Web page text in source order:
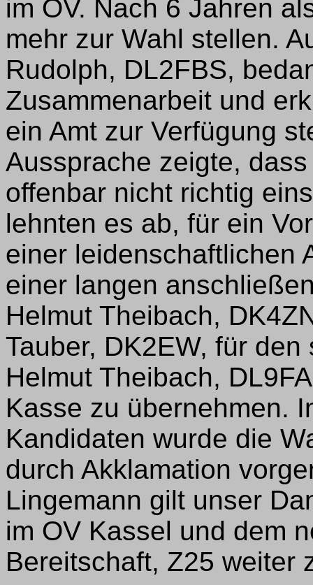
im OV. Nach 6 Jahren
mehr zur Wahl stellen.
Rudolph, DL2FBS,
Zusammenarbeit und
ein Amt zur Verfügung
Aussprache zeigte,
offenbar nicht richtig
lehnten es ab, für ein
einer leidenschaftlichen
einer langen
Helmut Theibach,
Tauber, DK2EW, für
Helmut Theibach,
Kasse zu übernehmen.
Kandidaten wurde die
durch Akklamation
Lingemann gilt unser
im OV Kassel und dem
Bereitschaft, Z25 weiter